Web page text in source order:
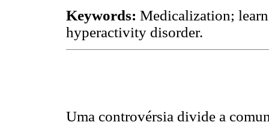
Keywords: Medicalization;
hyperactivity disorder.
Uma controvérsia divide a